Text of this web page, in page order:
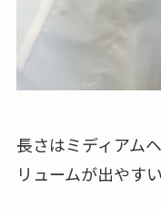
長さはミディアム
リュームが出やす